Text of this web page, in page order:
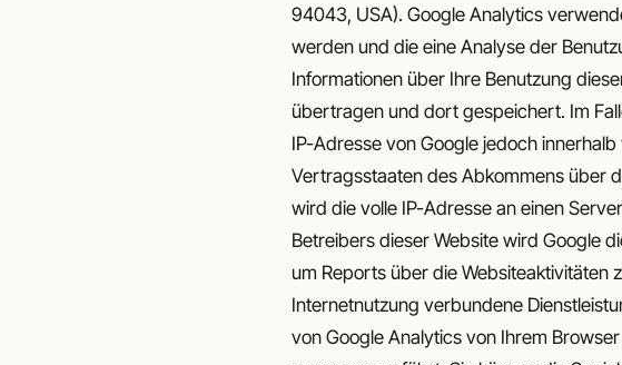
94043, USA). Google Analytics
werden und die eine Analyse der
Informationen über Ihre Benutzung
übertragen und dort gespeichert. Im
IP-Adresse von Google jedoch
Vertragsstaaten des Abkommens über
wird die volle IP-Adresse an einen
Betreibers dieser Website wird Google
um Reports über die Websiteaktivitäten
Internetnutzung verbundene
von Google Analytics von Ihrem